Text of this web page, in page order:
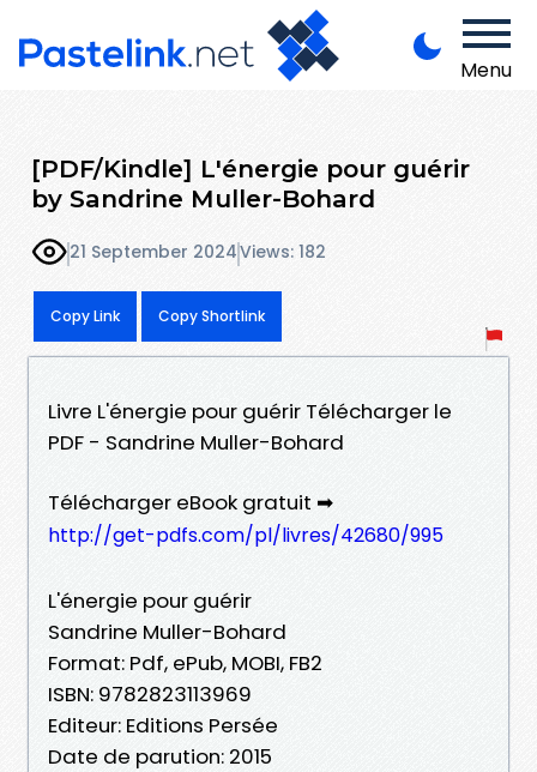
Menu
[PDF/Kindle] L'énergie pour guérir
by Sandrine Muller-Bohard
21 September 2024Views: 182
Copy Link Copy Shortlink
Livre L'énergie pour guérir Télécharger le
PDF - Sandrine Muller-Bohard
Télécharger eBook gratuit ➡
http://get-pdfs.com/pl/livres/42680/995
L'énergie pour guérir
Sandrine Muller-Bohard
Format: Pdf, ePub, MOBI, FB2
ISBN: 9782823113969
Editeur: Editions Persée
Date de parution: 2015